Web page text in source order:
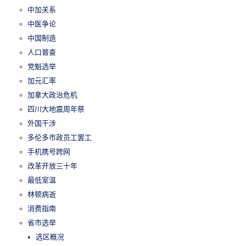
中加关系
中医争论
中国制造
人口普查
党魁选举
加元汇率
加拿大政治危机
四川大地震周年祭
外国干涉
多伦多市政员工罢工
手机携号跨网
改革开放三十年
最低室温
林顿病逝
消费指南
省市选举
选区概况